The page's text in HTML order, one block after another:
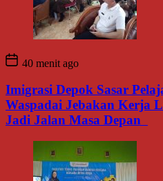
40 menit ago
Imigrasi Depok Sasar
Waspadai Jebakan Kerja
Jadi Jalan Masa Depan